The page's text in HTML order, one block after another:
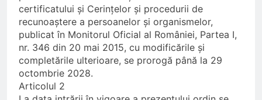
certificatului și Cerințelor și procedurii de
recunoaștere a persoanelor și organismelor,
publicat în Monitorul Oficial al României, Partea I,
nr. 346 din 20 mai 2015, cu modificările și
completările ulterioare, se prorogă până la 29
octombrie 2028.
Articolul 2